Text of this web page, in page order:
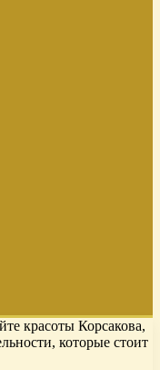
красоты Корсакова,
которые стоит